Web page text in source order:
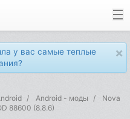
×
у вас самые теплые
Android - моды
Nova
88600 (8.8.6)